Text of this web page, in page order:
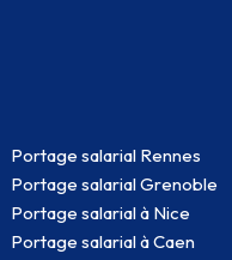
Portage salarial Rennes
Portage salarial Grenoble
Portage salarial à Nice
Portage salarial à Caen